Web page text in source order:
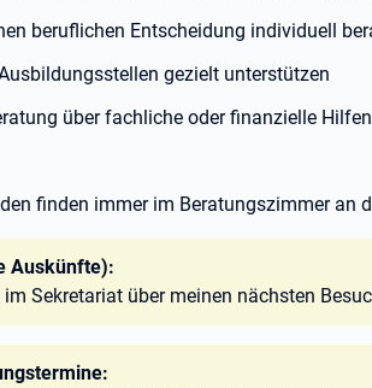
beruflichen Entscheidung individuell
gezielt unterstützen
über fachliche oder finanzielle
finden immer im Beratungszimmer an
Auskünfte):
Sekretariat über meinen nächsten